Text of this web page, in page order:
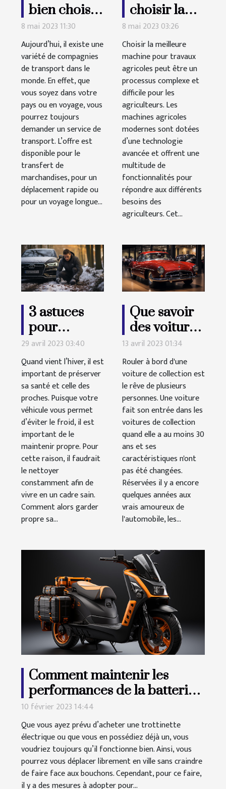
bien choisir
son service
de transport
?
8 mai 2023 11:30
Aujourd’hui, il existe une
variété de compagnies
de transport dans le
monde. En effet, que
vous soyez dans votre
pays ou en voyage, vous
pourrez toujours
demander un service de
transport. L’offre est
disponible pour le
transfert de
marchandises, pour un
déplacement rapide ou
pour un voyage longue...
choisir la
meilleure
machine
pour
travaux
agricoles en
fonction de
ses besoins
?
8 mai 2023 03:26
Choisir la meilleure
machine pour travaux
agricoles peut être un
processus complexe et
difficile pour les
agriculteurs. Les
machines agricoles
modernes sont dotées
d’une technologie
avancée et offrent une
multitude de
fonctionnalités pour
répondre aux différents
besoins des
agriculteurs. Cet...
3 astuces
pour
maintenir
son véhicule
propre
durant
l’hiver
29 avril 2023 03:40
Quand vient l’hiver, il est
important de préserver
sa santé et celle des
proches. Puisque votre
véhicule vous permet
d’éviter le froid, il est
important de le
maintenir propre. Pour
cette raison, il faudrait
le nettoyer
constamment afin de
vivre en un cadre sain.
Comment alors garder
propre sa...
Que savoir
des voitures
de
collection ?
13 avril 2023 01:34
Rouler à bord d'une
voiture de collection est
le rêve de plusieurs
personnes. Une voiture
fait son entrée dans les
voitures de collection
quand elle a au moins 30
ans et ses
caractéristiques n'ont
pas été changées.
Réservées il y a encore
quelques années aux
vrais amoureux de
l'automobile, les...
Comment maintenir les
performances de la batterie
de votre trottinette
électrique ?
10 février 2023 14:44
Que vous ayez prévu d’acheter une trottinette
électrique ou que vous en possédiez déjà un, vous
voudriez toujours qu’il fonctionne bien. Ainsi, vous
pourrez vous déplacer librement en ville sans craindre
de faire face aux bouchons. Cependant, pour ce faire,
il y a des mesures à adopter pour...